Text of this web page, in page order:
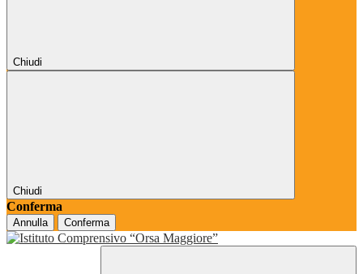
Chiudi
Chiudi
Conferma
Annulla Conferma